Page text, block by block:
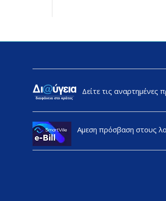
Δείτε τις αναρτημένες
Αμεση πρόσβαση στους